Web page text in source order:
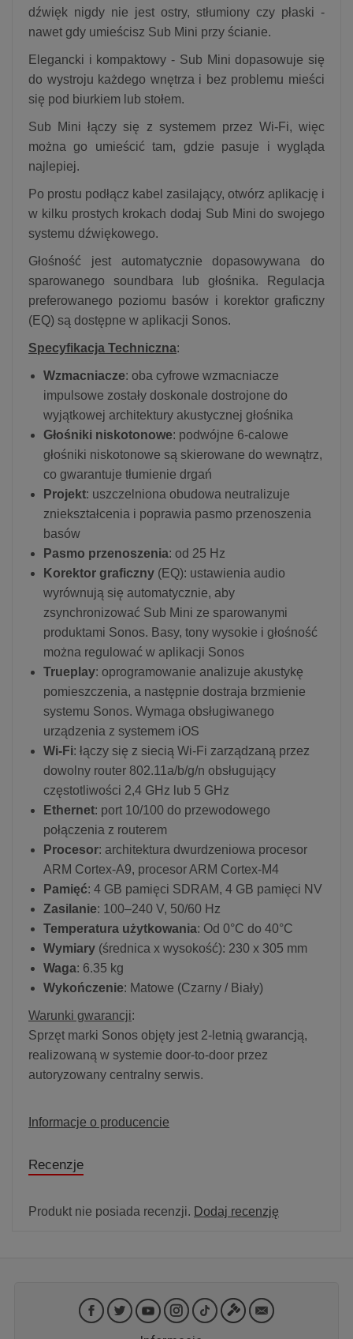
dźwięk nigdy nie jest ostry, stłumiony czy płaski -
nawet gdy umieścisz Sub Mini przy ścianie.
Elegancki i kompaktowy - Sub Mini dopasowuje się
do wystroju każdego wnętrza i bez problemu mieści
się pod biurkiem lub stołem.
Sub Mini łączy się z systemem przez Wi-Fi, więc
można go umieścić tam, gdzie pasuje i wygląda
najlepiej.
Po prostu podłącz kabel zasilający, otwórz aplikację i
w kilku prostych krokach dodaj Sub Mini do swojego
systemu dźwiękowego.
Głośność jest automatycznie dopasowywana do
sparowanego soundbara lub głośnika. Regulacja
preferowanego poziomu basów i korektor graficzny
(EQ) są dostępne w aplikacji Sonos.
Specyfikacja Techniczna:
Wzmacniacze: oba cyfrowe wzmacniacze
impulsowe zostały doskonale dostrojone do
wyjątkowej architektury akustycznej głośnika
Głośniki niskotonowe: podwójne 6-calowe
głośniki niskotonowe są skierowane do wewnątrz,
co gwarantuje tłumienie drgań
Projekt: uszczelniona obudowa neutralizuje
zniekształcenia i poprawia pasmo przenoszenia
basów
Pasmo przenoszenia: od 25 Hz
Korektor graficzny (EQ): ustawienia audio
wyrównują się automatycznie, aby
zsynchronizować Sub Mini ze sparowanymi
produktami Sonos. Basy, tony wysokie i głośność
można regulować w aplikacji Sonos
Trueplay: oprogramowanie analizuje akustykę
pomieszczenia, a następnie dostraja brzmienie
systemu Sonos. Wymaga obsługiwanego
urządzenia z systemem iOS
Wi-Fi: łączy się z siecią Wi-Fi zarządzaną przez
dowolny router 802.11a/b/g/n obsługujący
częstotliwości 2,4 GHz lub 5 GHz
Ethernet: port 10/100 do przewodowego
połączenia z routerem
Procesor: architektura dwurdzeniowa procesor
ARM Cortex-A9, procesor ARM Cortex-M4
Pamięć: 4 GB pamięci SDRAM, 4 GB pamięci NV
Zasilanie: 100–240 V, 50/60 Hz
Temperatura użytkowania: Od 0°C do 40°C
Wymiary (średnica x wysokość): 230 x 305 mm
Waga: 6.35 kg
Wykończenie: Matowe (Czarny / Biały)
Warunki gwarancji:
Sprzęt marki Sonos objęty jest 2-letnią gwarancją,
realizowaną w systemie door-to-door przez
autoryzowany centralny serwis.
Informacje o producencie
Recenzje
Produkt nie posiada recenzji. Dodaj recenzję